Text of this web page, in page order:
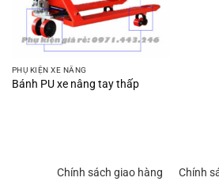
PHỤ KIỆN XE NÂNG
Bánh PU xe nâng tay thấp
Chính sách giao hàng
Chính